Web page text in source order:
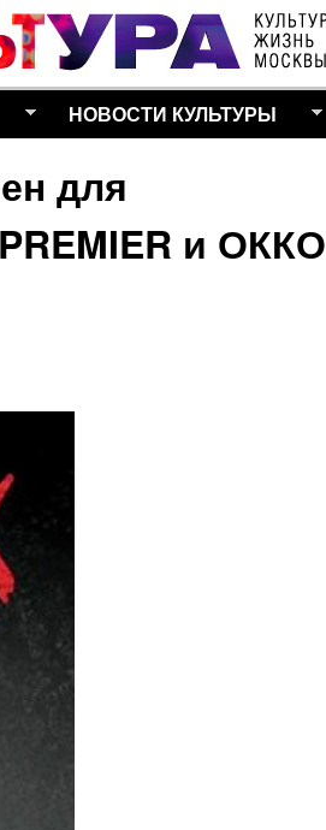
основному
НОВОСТИ КУЛЬТУРЫ
для
и ОККО